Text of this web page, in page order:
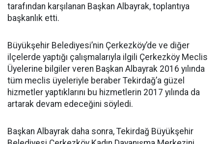
tarafından karşılanan Başkan Albayrak, toplantıya
başkanlık etti.
Büyükşehir Belediyesi’nin Çerkezköy’de ve diğer
ilçelerde yaptığı çalışmalarıyla ilgili Çerkezköy Meclis
Üyelerine bilgiler veren Başkan Albayrak 2016 yılında
tüm meclis üyeleriyle beraber Tekirdağ’a güzel
hizmetler yaptıklarını bu hizmetlerin 2017 yılında da
artarak devam edeceğini söyledi.
Başkan Albayrak daha sonra, Tekirdağ Büyükşehir